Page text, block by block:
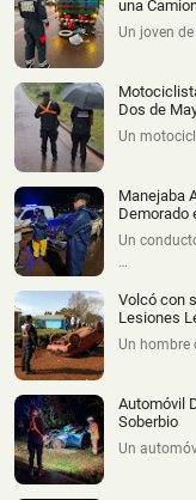
una
Un joven
Dos de
Un
Manejaba
Demorado
Un
…
Volcó con
Lesiones
Un hombre
Automóvil
Soberbio
Un